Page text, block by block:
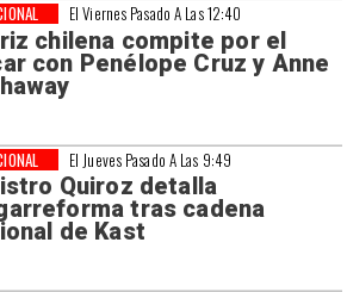
El Viernes Pasado A Las 12:40
chilena compite por el
con Penélope Cruz y Anne
El Jueves Pasado A Las 9:49
Quiroz detalla
tras cadena
de Kast